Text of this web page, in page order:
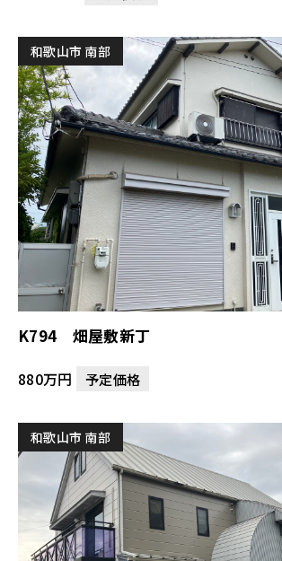
和歌山市 南部
K794 畑屋敷新丁
880万円 予定価格
和歌山市 南部